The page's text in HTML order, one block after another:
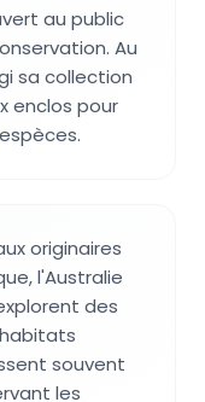
au public
Au
sa collection
enclos pour
originaires
l'Australie
des
souvent
les